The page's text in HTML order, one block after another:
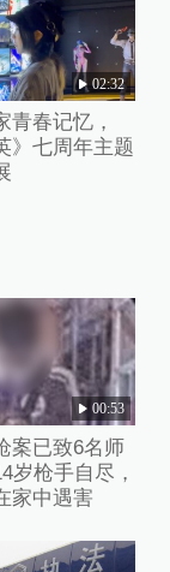
02:32
青春记忆，
》七周年主题
00:53
案已致6名师
岁枪手自尽，
家中遇害